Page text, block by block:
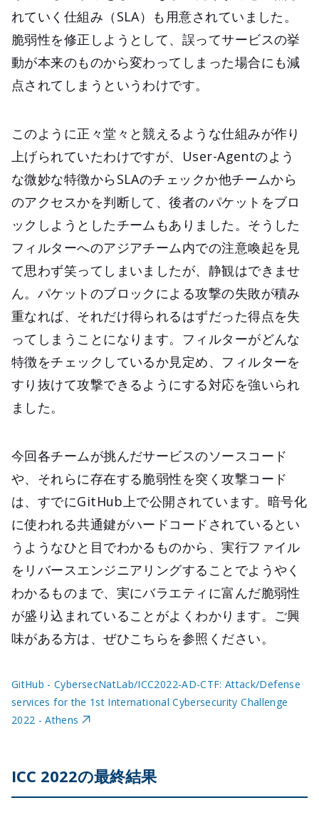
れていく仕組み（SLA）も用意されていました。
脆弱性を修正しようとして、誤ってサービスの挙
動が本来のものから変わってしまった場合にも減
点されてしまうというわけです。
このように正々堂々と競えるような仕組みが作り
上げられていたわけですが、User-Agentのよう
な微妙な特徴からSLAのチェックか他チームから
のアクセスかを判断して、後者のパケットをブロ
ックしようとしたチームもありました。そうした
フィルターへのアジアチーム内での注意喚起を見
て思わず笑ってしまいましたが、静観はできませ
ん。パケットのブロックによる攻撃の失敗が積み
重なれば、それだけ得られるはずだった得点を失
ってしまうことになります。フィルターがどんな
特徴をチェックしているか見定め、フィルターを
すり抜けて攻撃できるようにする対応を強いられ
ました。
今回各チームが挑んだサービスのソースコード
や、それらに存在する脆弱性を突く攻撃コード
は、すでにGitHub上で公開されています。暗号化
に使われる共通鍵がハードコードされているとい
うようなひと目でわかるものから、実行ファイル
をリバースエンジニアリングすることでようやく
わかるものまで、実にバラエティに富んだ脆弱性
が盛り込まれていることがよくわかります。ご興
味がある方は、ぜひこちらを参照ください。
GitHub - CybersecNatLab/ICC2022-AD-CTF: Attack/Defense
services for the 1st International Cybersecurity Challenge
2022 - Athens
ICC 2022の最終結果